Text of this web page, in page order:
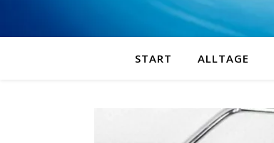
START ALLTAGE